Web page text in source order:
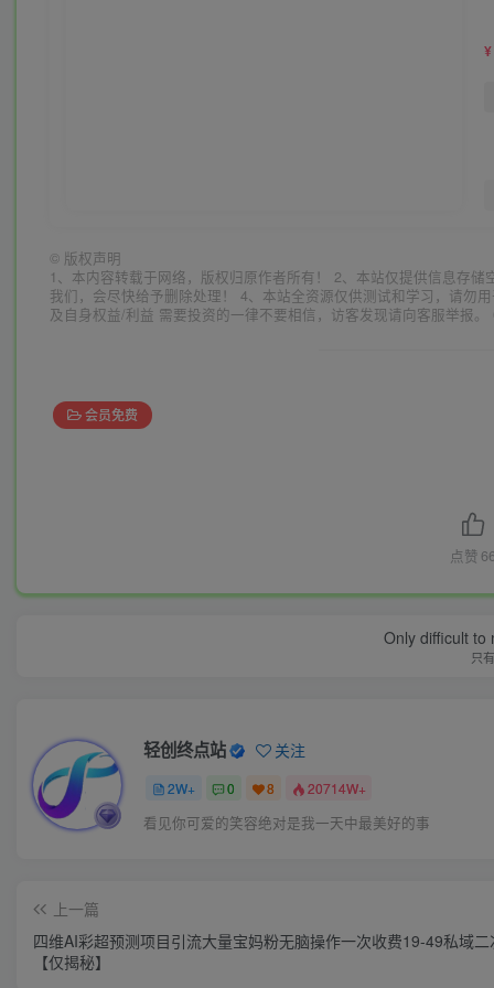
¥
© 版权声明
1、本内容转载于网络，版权归原作者所有！ 2、本站仅提供信息存
我们，会尽快给予删除处理！ 4、本站全资源仅供测试和学习，请勿
及自身权益/利益 需要投资的一律不要相信，访客发现请向客服举报
会员免费
点赞
Only difficult to
只
轻创终点站 关注
2W+ 0 8 20714W+
看见你可爱的笑容绝对是我一天中最美好的事
上一篇
四维AI彩超预测项目引流大量宝妈粉无脑操作一次收费19-49私域
【仅揭秘】